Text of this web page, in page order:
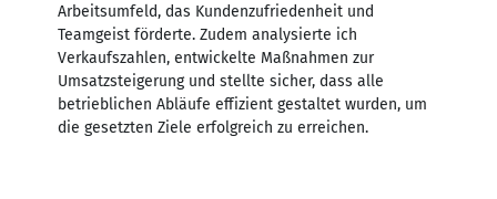
Arbeitsumfeld, das Kundenzufriedenheit und
Teamgeist förderte. Zudem analysierte ich
Verkaufszahlen, entwickelte Maßnahmen zur
Umsatzsteigerung und stellte sicher, dass alle
betrieblichen Abläufe effizient gestaltet wurden, um
die gesetzten Ziele erfolgreich zu erreichen.